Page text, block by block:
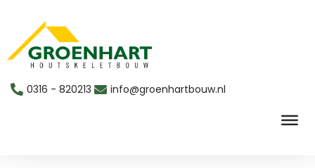
0316 - 820213 info@groenhartbouw.nl
Snelofferte aanvragen